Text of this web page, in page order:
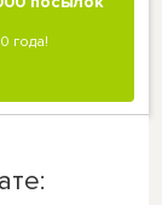
года!